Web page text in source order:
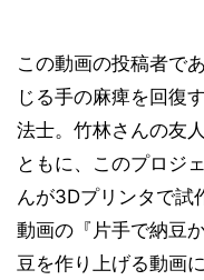
この動画の投稿者で
じる手の麻痺を回復
法士。竹林さんの友
ともに、このプロジ
んが3Dプリンタで試
動画の『片手で納豆
豆を作り上げる動画